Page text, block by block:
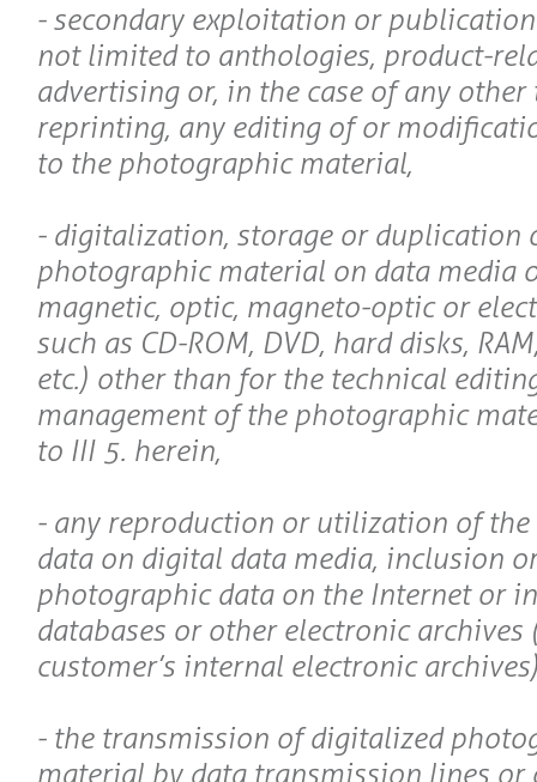
- secondary exploitation or
not limited to anthologies, product-
advertising or, in the case of any other
reprinting, any editing of or
to the photographic material,
- digitalization, storage or duplication
photographic material on data media
magnetic, optic, magneto-optic or
such as CD-ROM, DVD, hard disks,
etc.) other than for the technical
management of the photographic
to III 5. herein,
- any reproduction or utilization of
data on digital data media, inclusion
photographic data on the Internet or
databases or other electronic
customer’s internal electronic
- the transmission of digitalized
material by data transmission lines or